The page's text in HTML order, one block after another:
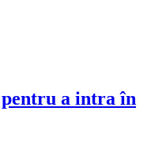
pentru a intra în